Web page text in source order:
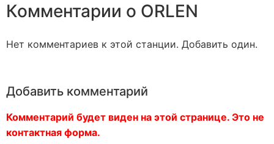
Комментарии о ORLEN
Нет комментариев к этой станции. Добавить один.
Добавить комментарий
Комментарий будет виден на этой странице. Это не
контактная форма.